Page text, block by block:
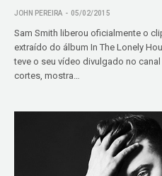
JOHN PEREIRA 05/02/2015
Sam Smith liberou oficialmente o
extraído do álbum In The Lonely
teve o seu vídeo divulgado no
cortes, mostra…